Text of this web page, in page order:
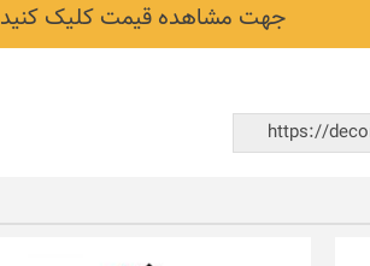
جهت مشاهده قیمت کلیک کنید